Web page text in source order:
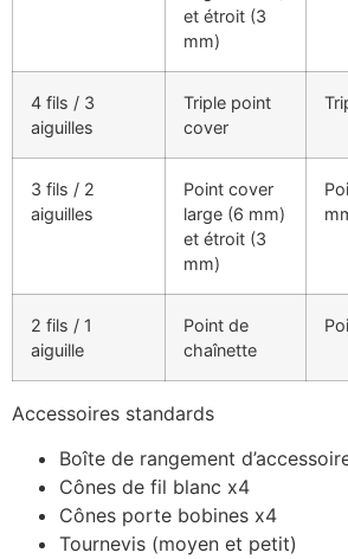
et étroit (3
mm)
4 fils / 3
aiguilles
Triple point
cover
3 fils / 2
aiguilles
Point cover
large (6 mm)
et étroit (3
mm)
2 fils / 1
aiguille
Point de
chaînette
Accessoires standards
Boîte de rangement
Cônes de fil blanc x4
Cônes porte bobines x4
Tournevis (moyen et petit)